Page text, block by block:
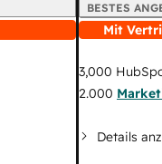
BESTES
Mit
3,000
2.000
Details